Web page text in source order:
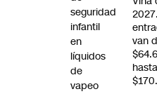
van
hasta
seguridad
infantil
en
líquidos
de
vapeo